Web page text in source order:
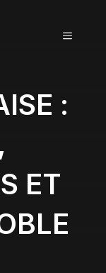
MENU
:
ET